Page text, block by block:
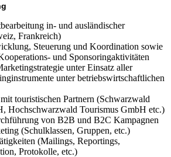
in- und ausländischer
Frankreich)
Steuerung und Koordination sowie
und Sponsoringaktivitäten
unter Einsatz aller
unter betriebswirtschaftlichen
touristischen Partnern (Schwarzwald
Hochschwarzwald Tourismus GmbH etc.)
von B2B und B2C Kampagnen
(Schulklassen, Gruppen, etc.)
(Mailings, Reportings,
Protokolle, etc.)